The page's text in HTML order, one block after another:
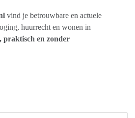
vind je betrouwbare en actuele
huurrecht en wonen in
praktisch en zonder